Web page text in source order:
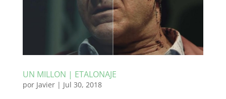
UN MILLON | ETALONAJE
por Javier| Jul 30, 2018